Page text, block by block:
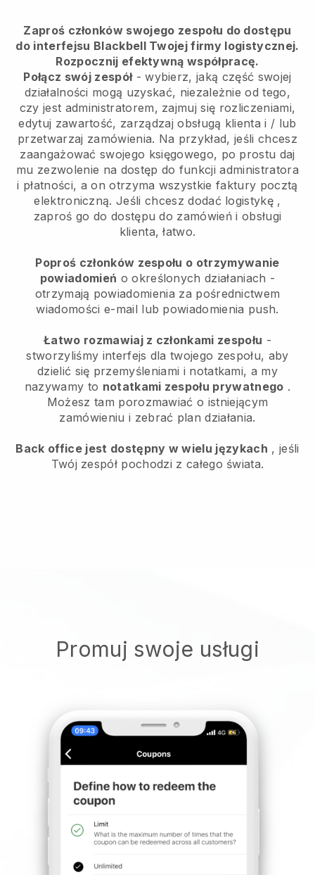
Zaproś członków swojego zespołu do dostępu
do interfejsu Blackbell Twojej firmy logistycznej.
Rozpocznij efektywną współpracę.
Połącz swój zespół- wybierz, jaką część swojej
działalności mogą uzyskać, niezależnie od tego,
czy jest administratorem, zajmuj się rozliczeniami,
edytuj zawartość, zarządzaj obsługą klienta i / lub
przetwarzaj zamówienia. Na przykład, jeśli chcesz
zaangażować swojego księgowego, po prostu daj
mu zezwolenie na dostęp do funkcji administratora
i płatności, a on otrzyma wszystkie faktury pocztą
elektroniczną.Jeśli chcesz dodać logistykę ,
zaproś go do dostępu do zamówień i obsługi
klienta, łatwo.
Poproś członków zespołu o otrzymywanie
powiadomień o określonych działaniach -
otrzymają powiadomienia za pośrednictwem
wiadomości e-mail lub powiadomienia push.
Łatwo rozmawiaj z członkami zespołu -
stworzyliśmy interfejs dla twojego zespołu, aby
dzielić się przemyśleniami i notatkami, a my
nazywamy to notatkami zespołu prywatnego .
Możesz tam porozmawiać o istniejącym
zamówieniu i zebrać plan działania.
Back office jest dostępny w wielu językach , jeśli
Twój zespół pochodzi z całego świata.
Promuj swoje usługi